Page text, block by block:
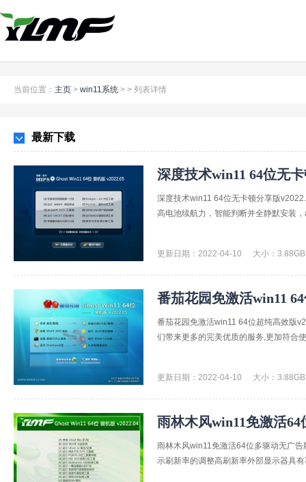
当前位置： 主页 > win11系统 > > 列表详情
最新下载
深度技术win11 64位无
深度技术win11 64位无卡顿分享版
高电池续航力，智能判断并全静默安装
更新日期：2022-04-10 大小：3.88GB
番茄花园免激活win11
番茄花园免激活win11 64位超纯高效版
们带来更多的完美优质的服务,更加符合
更新日期：2022-04-10 大小：3.88GB
雨林木风win11免激活64
雨林木风win11免激活64位多驱动无广
示刷新率的调整高刷新率外部显示器具